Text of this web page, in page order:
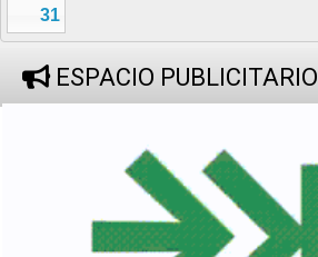
31
ESPACIO PUBLICITARIO